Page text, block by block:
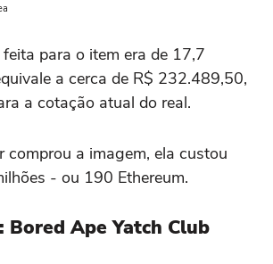
para o item era de 17,7
a cerca de R$ 232.489,50,
a cotação atual do real.
comprou a imagem, ela custou
- ou 190 Ethereum.
Bored Ape Yatch Club